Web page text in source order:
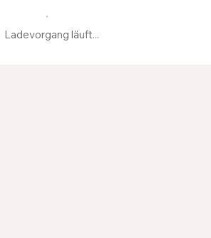
Ladevorgang läuft...